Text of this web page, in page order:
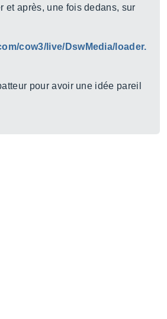
et après, une fois dedans, sur
cow3/live/DswMedia/loader.
pour avoir une idée pareil